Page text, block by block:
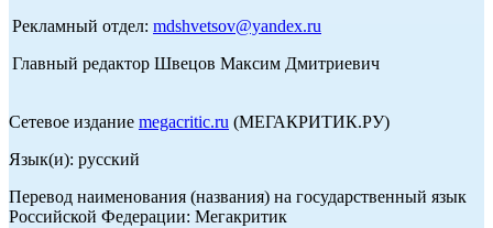
Рекламный отдел: mdshvetsov@yandex.ru
Главный редактор Швецов Максим Дмитриевич
Сетевое издание megacritic.ru (МЕГАКРИТИК.РУ)
Язык(и): русский
Перевод наименования (названия) на государственный язык
Российской Федерации: Мегакритик